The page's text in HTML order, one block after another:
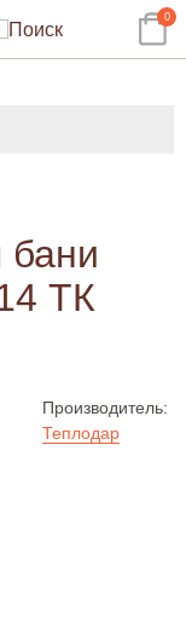
0
бани
ТК
Производитель:
Теплодар